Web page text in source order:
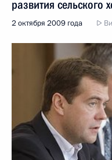
развития сельского
2 октября 2009 года